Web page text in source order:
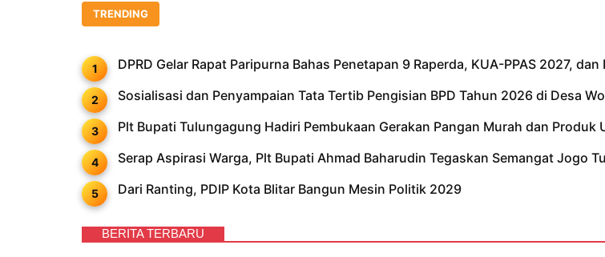
TRENDING
DPRD Gelar Rapat Paripurna Bahas Penetapan 9 Raperda, KUA-PPAS 2027,
Sosialisasi dan Penyampaian Tata Tertib Pengisian BPD Tahun 2026 di Desa
Plt Bupati Tulungagung Hadiri Pembukaan Gerakan Pangan Murah dan Produk
Serap Aspirasi Warga, Plt Bupati Ahmad Baharudin Tegaskan Semangat Jogo
Dari Ranting, PDIP Kota Blitar Bangun Mesin Politik 2029
BERITA TERBARU